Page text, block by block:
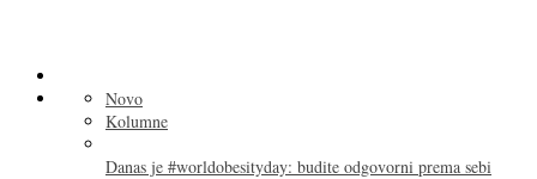
Novo
Kolumne
Danas je #worldobesityday: budite odgovorni prema sebi